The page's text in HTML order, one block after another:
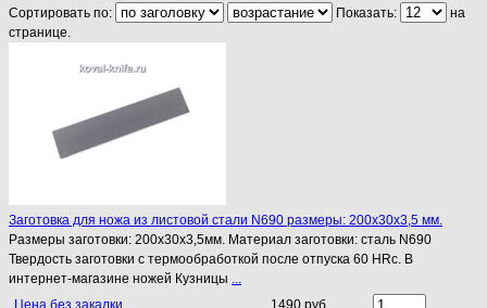
Сортировать по: Показать:
на
странице.
Заготовка для ножа из листовой стали N690 размеры: 200х30х3,5 мм.
Размеры заготовки: 200х30х3,5мм. Материал заготовки: сталь N690
Твердость заготовки с термообработкой после отпуска 60 HRc. В
интернет-магазине ножей Кузницы ...
Цена без закалки
1490 руб.